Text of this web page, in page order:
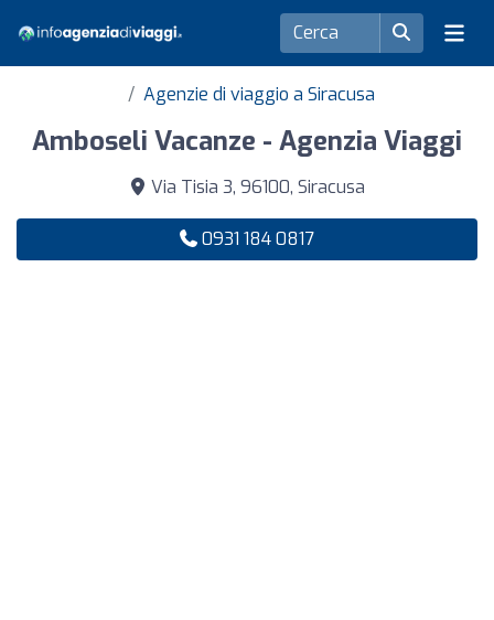
Agenzie di viaggio a Siracusa
Amboseli Vacanze - Agenzia Viaggi
Via Tisia 3, 96100, Siracusa
0931 184 0817